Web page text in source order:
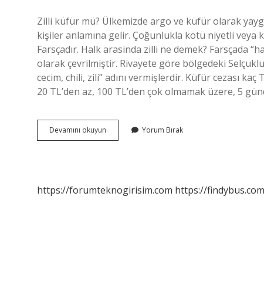
Zilli küfür mü? Ülkemizde argo ve küfür olarak
kişiler anlamına gelir. Çoğunlukla kötü niyetli veya
Farsçadır. Halk arasinda zilli ne demek? Farsçada
olarak çevrilmiştir. Rivayete göre bölgedeki
cecim, chili, zili” adını vermişlerdir. Küfür cezası
20 TL’den az, 100 TL’den çok olmamak üzere, 5
Devamını okuyun
Ne
Yorum Bırak
https://forumteknogirisim.com https://